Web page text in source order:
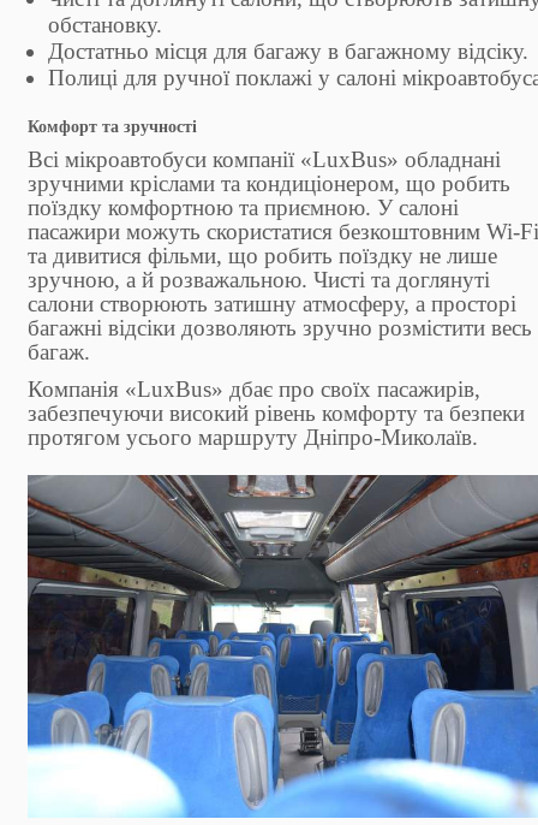
обстановку.
Достатньо місця для багажу в багажному відсіку.
Полиці для ручної поклажі у салоні
Комфорт та зручності
Всі мікроавтобуси компанії «LuxBus» обладнані
зручними кріслами та кондиціонером, що робить
поїздку комфортною та приємною. У салоні
пасажири можуть скористатися безкоштовним Wi-Fi
та дивитися фільми, що робить поїздку не лише
зручною, а й розважальною. Чисті та доглянуті
салони створюють затишну атмосферу, а просторі
багажні відсіки дозволяють зручно розмістити весь
багаж.
Компанія «LuxBus» дбає про своїх пасажирів,
забезпечуючи високий рівень комфорту та безпеки
протягом усього маршруту Дніпро-Миколаїв.